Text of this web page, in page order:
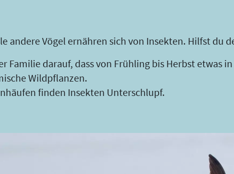
andere Vögel ernähren sich von Insekten. Hilfst du
Familie darauf, dass von Frühling bis Herbst etwas
Wildpflanzen.
finden Insekten Unterschlupf.